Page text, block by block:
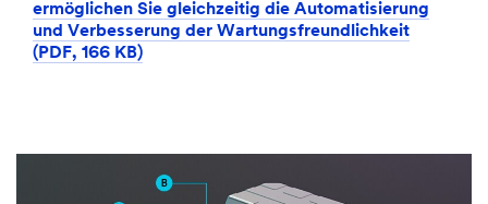
ermöglichen Sie gleichzeitig die Automatisierung
und Verbesserung der Wartungsfreundlichkeit
(PDF, 166 KB)